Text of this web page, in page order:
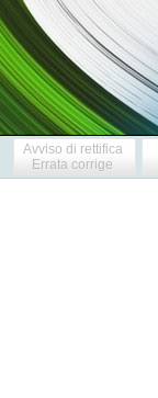
Avviso di rettifica
Errata corrige